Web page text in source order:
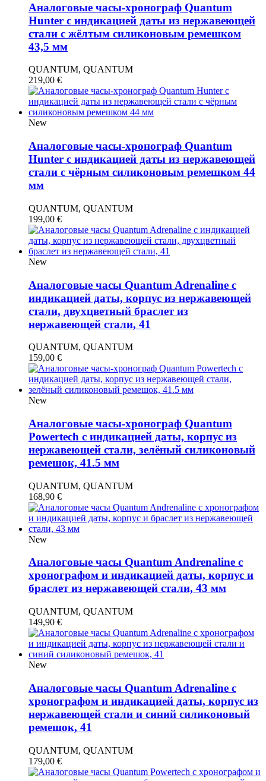
Аналоговые часы-хронограф Quantum
Hunter с индикацией даты из нержавеющей
стали с жёлтым силиконовым ремешком
43,5 мм
QUANTUM, QUANTUM
219,00 €
New
Аналоговые часы-хронограф Quantum
Hunter с индикацией даты из нержавеющей
стали с чёрным силиконовым ремешком 44
мм
QUANTUM, QUANTUM
199,00 €
New
Аналоговые часы Quantum Adrenaline с
индикацией даты, корпус из нержавеющей
стали, двухцветный браслет из
нержавеющей стали, 41
QUANTUM, QUANTUM
159,00 €
New
Аналоговые часы-хронограф Quantum
Powertech с индикацией даты, корпус из
нержавеющей стали, зелёный силиконовый
ремешок, 41.5 мм
QUANTUM, QUANTUM
168,90 €
New
Аналоговые часы Quantum Andrenaline с
хронографом и индикацией даты, корпус и
браслет из нержавеющей стали, 43 мм
QUANTUM, QUANTUM
149,90 €
New
Аналоговые часы Quantum Adrenaline с
хронографом и индикацией даты, корпус из
нержавеющей стали и синий силиконовый
ремешок, 41
QUANTUM, QUANTUM
179,00 €